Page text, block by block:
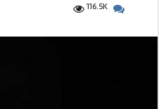
116.5K